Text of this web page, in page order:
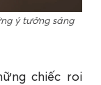
ý tưởng sáng
chiếc roi